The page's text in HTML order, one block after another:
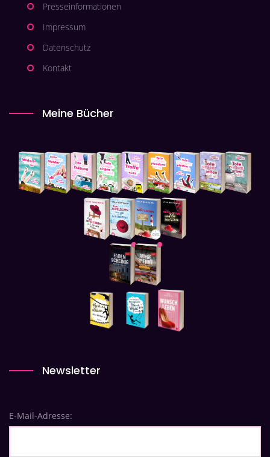
Presseinformationen
Impressum
Datenschutz
Kontakt
Meine Bücher
Newsletter
E-Mail-Adresse: